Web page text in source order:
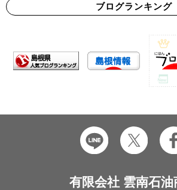
ブログランキング
有限会社 雲南石油